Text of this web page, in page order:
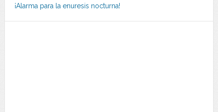
¡Alarma para la enuresis nocturna!